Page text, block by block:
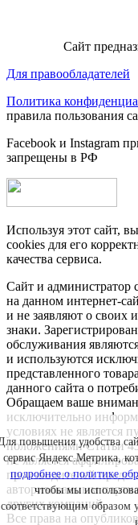
Сайт
Для правообладателей
Политика
правила пользования
Facebook и Instagram
запрещены в РФ
Используя этот сайт,
cookies для его
качества сервиса.
Сайт и администратор
на данном интернет-
и не заявляют о своих
знаки.
обслуживания
и используются
представленного
данного сайта о
Обращаем ваше
исключительно
условиях не является
положениями Статьи
не является
производителей
авторизованным
других компаний.
Все права на
повышения удобства
сервис Яндекс.Метрика,
подробнее о политике
чтобы мы
соответствующим образом